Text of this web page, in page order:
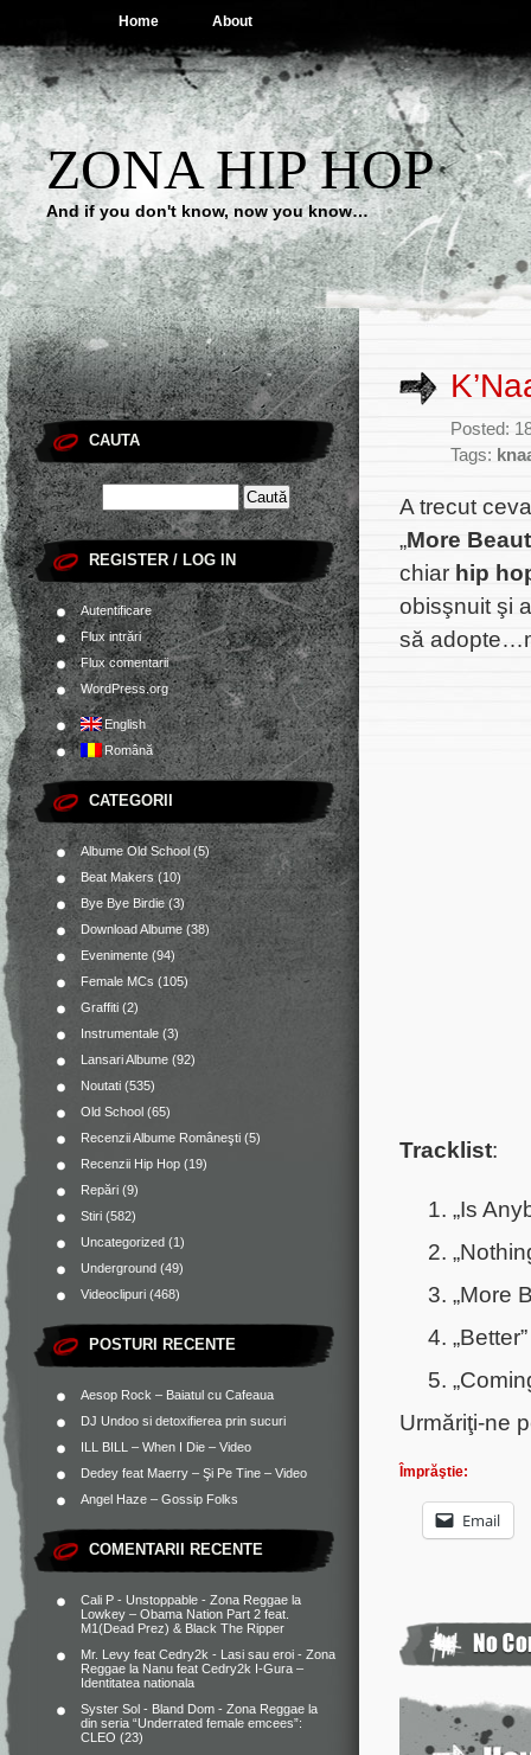
Home About
ZONA HIP HOP
And if you don't know, now you know…
CAUTA
REGISTER / LOG IN
Autentificare
Flux intrări
Flux comentarii
WordPress.org
English
Română
CATEGORII
Albume Old School(5)
Beat Makers(10)
Bye Bye Birdie(3)
Download Albume (38)
Evenimente (94)
Female MCs (105)
Graffiti (2)
Instrumentale (3)
Lansari Albume (92)
Noutati (535)
Old School (65)
Recenzii Albume Româneşti (5)
Recenzii Hip Hop (19)
Repări (9)
Stiri (582)
Uncategorized (1)
Underground (49)
Videoclipuri (468)
POSTURI RECENTE
Aesop Rock – Baiatul cu Cafeaua
DJ Undoo si detoxifierea prin sucuri
ILL BILL – When I Die – Video
Dedey feat Maerry – Şi Pe Tine – Video
Angel Haze – Gossip Folks
COMENTARII RECENTE
Cali P - Unstoppable - Zona Reggae la
Lowkey – Obama Nation Part 2 feat.
M1(Dead Prez) & Black The Ripper
Mr. Levy feat Cedry2k - Lasi sau eroi - Zona
Reggae la Nanu feat Cedry2k I-Gura –
Identitatea nationala
Syster Sol - Bland Dom - Zona Reggae la
din seria “Underrated female emcees”:
CLEO (23)
Posted:
Tags:
A trecut
„More
chiar hip
obisşnuit şi
să
Tracklist:
„Is
„More
„Better”
Urmăriţi-ne
Împrăştie:
Email